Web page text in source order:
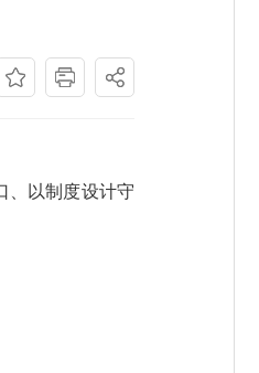
、以制度设计守